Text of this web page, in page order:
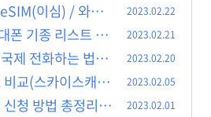
이심) / 와이
심 비교
(0)
2023.02.22
폰 기종 리스트 확
2023.02.21
제 전화하는 법(아
)
(0)
2023.02.20
교(스카이스캐
(0)
2023.02.05
청 방법 총정리 2023.02.01